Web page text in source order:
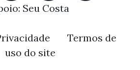
Seu Costa
Termos de
uso do site